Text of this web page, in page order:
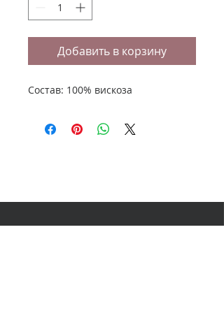
Добавить в корзину
Состав: 100% вискоза